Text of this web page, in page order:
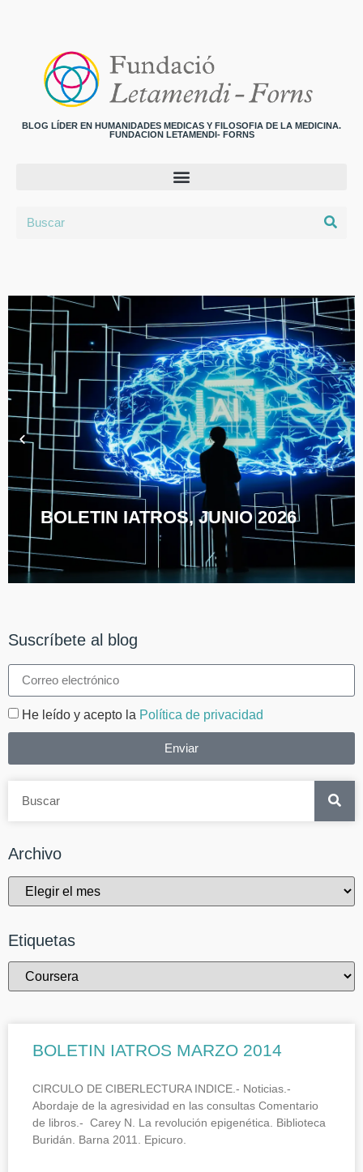
BLOG LÍDER EN HUMANIDADES MEDICAS Y FILOSOFIA DE LA MEDICINA.
FUNDACION LETAMENDI- FORNS
BOLETIN IATROS, JUNIO 2026
Suscríbete al blog
He leído y acepto la Política de privacidad
Enviar
Archivo
Etiquetas
BOLETIN IATROS MARZO 2014
CIRCULO DE CIBERLECTURA INDICE.- Noticias.-
Abordaje de la agresividad en las consultas Comentario
de libros.- Carey N. La revolución epigenética. Biblioteca
Buridán. Barna 2011. Epicuro.